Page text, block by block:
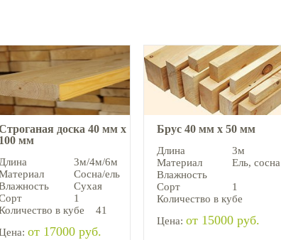
доска 40 мм х
100 мм
3м/4м/6м
Сосна/ель
Сухая
1
в кубе
41
от 17000 руб.
Брус 40 мм х 50 мм
Длина
3м
Материал
Ель, cосна
Влажность
Сорт
1
Количество в кубе
Цена: от 15000 руб.